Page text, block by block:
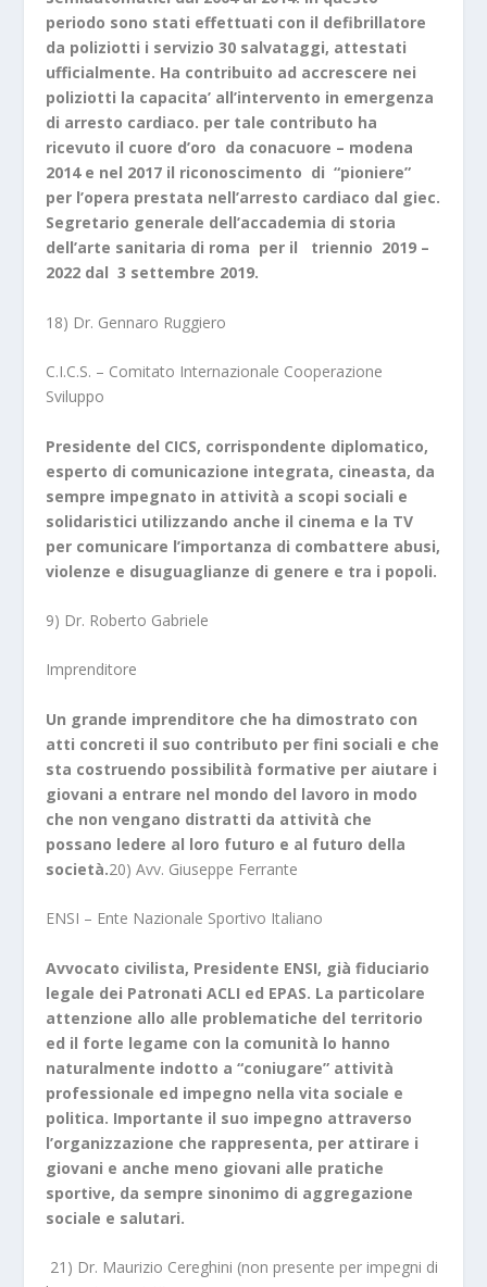
periodo sono stati effettuati con il defibrillatore
da poliziotti i servizio 30 salvataggi, attestati
ufficialmente. Ha contribuito ad accrescere nei
poliziotti la capacita’ all’intervento in emergenza
di arresto cardiaco. per tale contributo ha
ricevuto il cuore d’oro da conacuore – modena
2014 e nel 2017 il riconoscimento di “pioniere”
per l’opera prestata nell’arresto cardiaco dal giec.
Segretario generale dell’accademia di storia
dell’arte sanitaria di roma per il triennio 2019 –
2022 dal 3 settembre 2019.
18) Dr. Gennaro Ruggiero
C.I.C.S. – Comitato Internazionale Cooperazione
Sviluppo
Presidente del CICS, corrispondente diplomatico,
esperto di comunicazione integrata, cineasta, da
sempre impegnato in attività a scopi sociali e
solidaristici utilizzando anche il cinema e la TV
per comunicare l’importanza di combattere abusi,
violenze e disuguaglianze di genere e tra i popoli.
9) Dr. Roberto Gabriele
Imprenditore
Un grande imprenditore che ha dimostrato con
atti concreti il suo contributo per fini sociali e che
sta costruendo possibilità formative per aiutare i
giovani a entrare nel mondo del lavoro in modo
che non vengano distratti da attività che
possano ledere al loro futuro e al futuro della
società.20) Avv. Giuseppe Ferrante
ENSI – Ente Nazionale Sportivo Italiano
Avvocato civilista, Presidente ENSI, già fiduciario
legale dei Patronati ACLI ed EPAS. La particolare
attenzione allo alle problematiche del territorio
ed il forte legame con la comunità lo hanno
naturalmente indotto a “coniugare” attività
professionale ed impegno nella vita sociale e
politica. Importante il suo impegno attraverso
l’organizzazione che rappresenta, per attirare i
giovani e anche meno giovani alle pratiche
sportive, da sempre sinonimo di aggregazione
sociale e salutari.
21) Dr. Maurizio Cereghini (non presente per impegni di